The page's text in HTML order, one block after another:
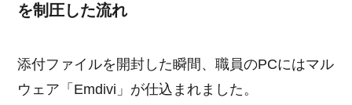
を制圧した流れ
添付ファイルを開封した瞬間、職員のPCにはマル
ウェア「Emdivi」が仕込まれました。